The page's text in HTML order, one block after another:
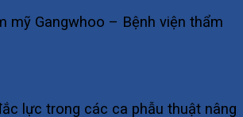
lực trong các ca phẫu thuật nâng